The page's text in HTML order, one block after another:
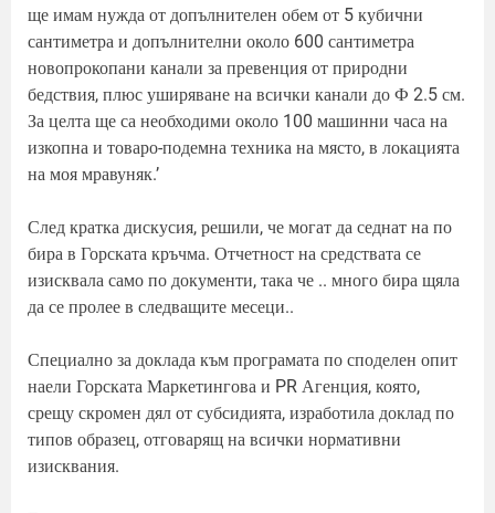
ще имам нужда от допълнителен обем от 5 кубични
сантиметра и допълнителни около 600 сантиметра
новопрокопани канали за превенция от природни
бедствия, плюс уширяване на всички канали до Ф 2.5 см.
За целта ще са необходими около 100 машинни часа на
изкопна и товаро-подемна техника на място, в локацията
на моя мравуняк.’
След кратка дискусия, решили, че могат да седнат на по
бира в Горската кръчма. Отчетност на средствата се
изисквала само по документи, така че .. много бира щяла
да се пролее в следващите месеци..
Специално за доклада към програмата по споделен опит
наели Горската Маркетингова и PR Агенция, която,
срещу скромен дял от субсидията, изработила доклад по
типов образец, отговарящ на всички нормативни
изисквания.